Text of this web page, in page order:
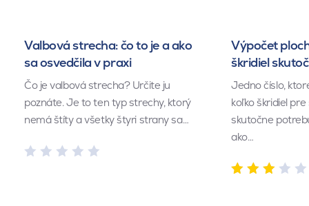
Valbová strecha: čo to je a ako
sa osvedčila v praxi
Čo je valbová strecha? Určite ju
poznáte. Je to ten typ strechy, ktorý
nemá štíty a všetky štyri strany sa…
Výpočet
škridiel
Jedno číslo,
koľko škridiel
skutočne
ako…